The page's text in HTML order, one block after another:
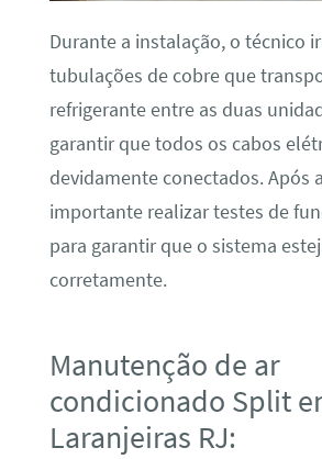
Durante a instalação, o técnico
tubulações de cobre que
refrigerante entre as duas
garantir que todos os cabos
devidamente conectados. Após
importante realizar testes de
para garantir que o sistema
corretamente.
Manutenção de ar
condicionado Split
Laranjeiras RJ: